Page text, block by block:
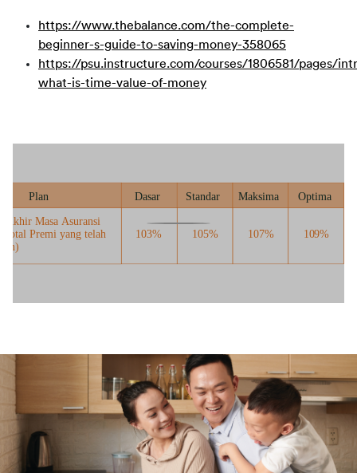
https://www.thebalance.com/the-complete-
beginner-s-guide-to-saving-money-358065
https://psu.instructure.com/courses/1806581/pages/
what-is-time-value-of-money